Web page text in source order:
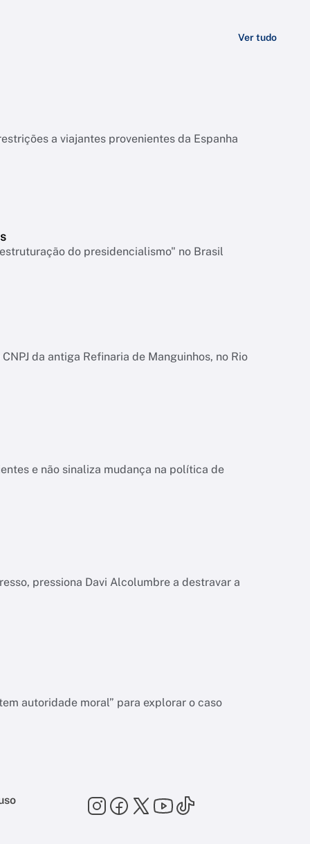
Ver tudo
a viajantes provenientes da Espanha
do presidencialismo" no Brasil
da antiga Refinaria de Manguinhos, no Rio
e não sinaliza mudança na política de
pressiona Davi Alcolumbre a destravar a
autoridade moral” para explorar o caso